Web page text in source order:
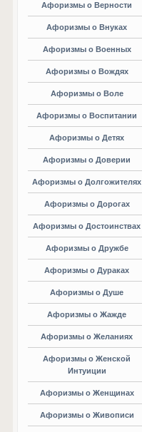
Афоризмы о Верности
Афоризмы о Внуках
Афоризмы о Военных
Афоризмы о Вождях
Афоризмы о Воле
Афоризмы о Воспитании
Афоризмы о Детях
Афоризмы о Доверии
Афоризмы о Долгожителях
Афоризмы о Дорогах
Афоризмы о Достоинствах
Афоризмы о Дружбе
Афоризмы о Дураках
Афоризмы о Душе
Афоризмы о Жажде
Афоризмы о Желаниях
Афоризмы о Женской
Интуиции
Афоризмы о Женщинах
Афоризмы о Живописи